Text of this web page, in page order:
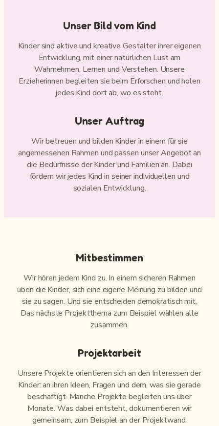
Unser Bild vom Kind
Kinder sind aktive und kreative Gestalter ihrer eigenen
Entwicklung, mit einer natürlichen Lust am
Wahrnehmen, Lernen und Verstehen. Unsere
Erzieherinnen begleiten sie beim Erforschen und holen
jedes Kind dort ab, wo es steht.
Unser Auftrag
Wir betreuen und bilden Kinder in einem für sie
angemessenen Rahmen und passen unser Angebot an
die Bedürfnisse der Kinder und Familien an. Dabei
fördern wir jedes Kind in seiner individuellen und
sozialen Entwicklung.
Mitbestimmen
Wir hören jedem Kind zu. In einem sicheren Rahmen
üben die Kinder, sich eine eigene Meinung zu bilden und
sie zu sagen. Und sie entscheiden demokratisch mit.
Das nächste Projektthema zum Beispiel wählen alle
zusammen.
Projektarbeit
Unsere Projekte orientieren sich an den Interessen der
Kinder: an ihren Ideen, Fragen und dem, was sie gerade
beschäftigt. Manche Projekte begleiten uns über
Monate. Was dabei entsteht, dokumentieren wir
gemeinsam, zum Beispiel an der Projektwand.